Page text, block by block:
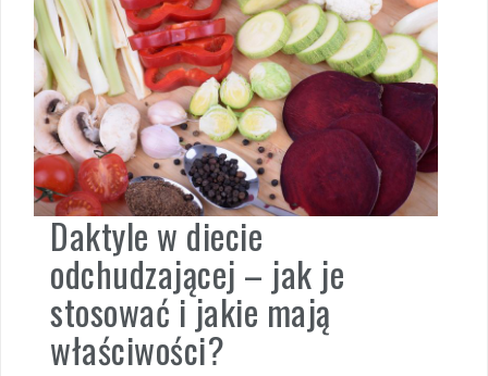
Daktyle w diecie
odchudzającej – jak je
stosować i jakie mają
właściwości?